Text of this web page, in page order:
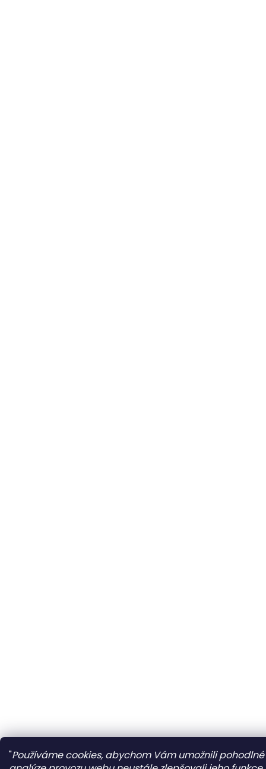
"Používáme cookies, abychom Vám umožnili